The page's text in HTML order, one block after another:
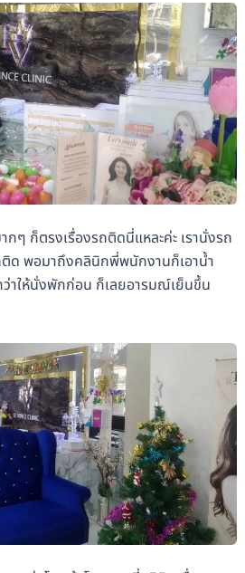
ๆ ก็ตรงเรื่องรถติดนี่แหละค่ะ เรานั่งรถ
ติด พอมาถึงคลินิกพี่พนักงานก็เอาน้ำ
าให้นั่งพักก่อน ก็เลยอารมณ์เย็นขึ้น